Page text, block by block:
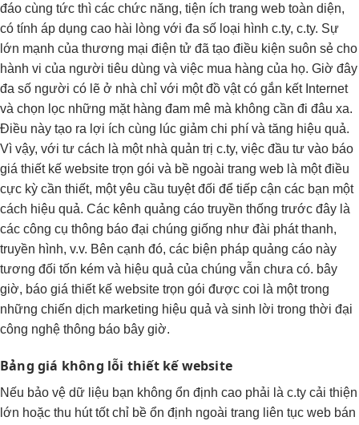
đáo cùng tức thì các chức năng, tiện ích trang web toàn diện,
có tính áp dụng cao hài lòng với đa số loại hình c.ty, c.ty. Sự
lớn mạnh của thương mại điện tử đã tạo điều kiện suôn sẻ cho
hành vi của người tiêu dùng và việc mua hàng của họ. Giờ đây
đa số người có lẽ ở nhà chỉ với một đồ vật có gắn kết Internet
và chọn lọc những mặt hàng đam mê mà không cần đi đâu xa.
Điều này tạo ra lợi ích cùng lúc giảm chi phí và tăng hiệu quả.
Vì vậy, với tư cách là một nhà quản trị c.ty, việc đầu tư vào báo
giá thiết kế website trọn gói và bề ngoài trang web là một điều
cực kỳ cần thiết, một yêu cầu tuyệt đối để tiếp cận các bạn một
cách hiệu quả. Các kênh quảng cáo truyền thống trước đây là
các công cụ thông báo đại chúng giống như đài phát thanh,
truyền hình, v.v. Bên cạnh đó, các biện pháp quảng cáo này
tương đối tốn kém và hiệu quả của chúng vẫn chưa có. bây
giờ, báo giá thiết kế website trọn gói được coi là một trong
những chiến dịch marketing hiệu quả và sinh lời trong thời đại
công nghệ thông báo bây giờ.
Bảng giá không lỗi thiết kế website
Nếu bảo vệ dữ liệu bạn không ổn định cao phải là c.ty cải thiện
lớn hoặc thu hút tốtchỉ bề ổn định ngoài trang liên tục web bán